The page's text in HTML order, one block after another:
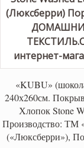
«KUBU»
240х260см.
Хлопок Stone
Производство: ТМ
(«Люксберри»),